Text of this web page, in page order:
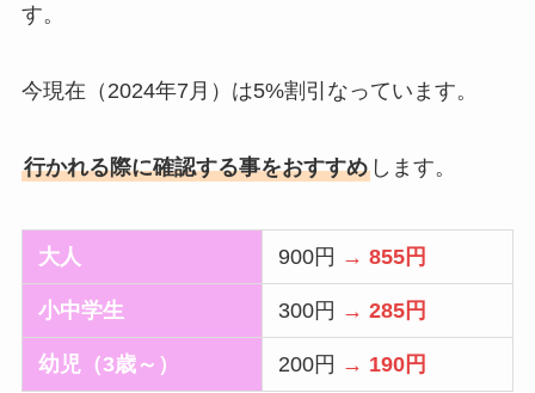
す。
今現在（2024年7月）は5%割引なっています。
行かれる際に確認する事をおすすめします。
大人 900円 → 855円
小中学生 300円 → 285円
幼児（3歳～） 200円 → 190円